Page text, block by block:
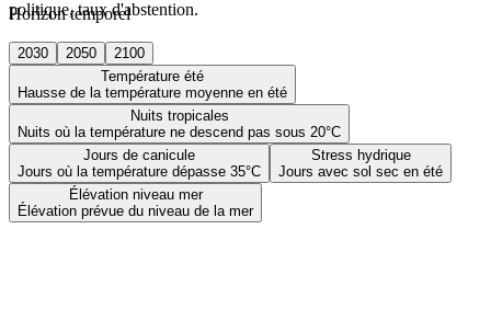
Horizon temporel
2030 2050
2100
Température été
Hausse de la température moyenne en été
Nuits tropicales
Nuits où la température ne descend pas sous 20°C
Jours de canicule
Jours où la température dépasse 35°C
Stress hydrique
Jours avec sol sec en été
Élévation niveau mer
Élévation prévue du niveau de la mer
politique, taux d'abstention.